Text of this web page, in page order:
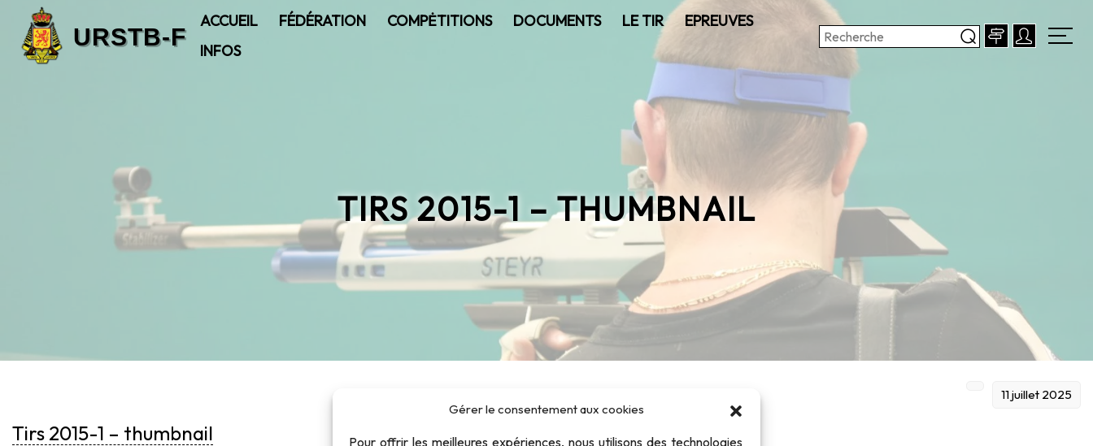
Gérer le consentement aux cookies
Pour offrir les meilleures expériences, nous utilisons des technologies
ACCUEIL FÉDÉRATION COMPĖTITIONS DOCUMENTS LE TIR
EPREUVES
INFOS
TIRS 2015-1 – THUMBNAIL
11 juillet 2025
Tirs 2015-1 – thumbnail